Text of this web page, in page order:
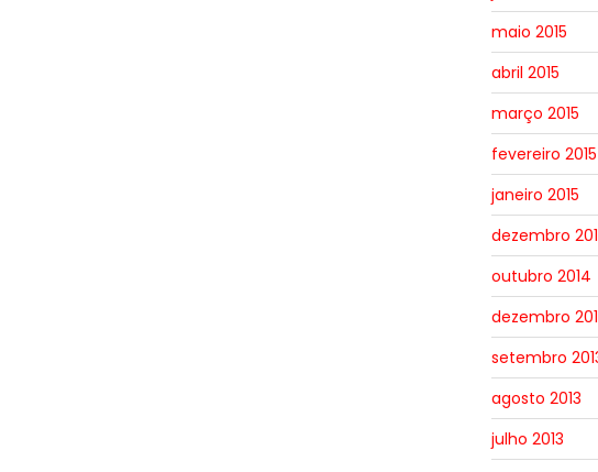
maio 2015
abril 2015
março 2015
fevereiro 2015
janeiro 2015
dezembro
outubro 2014
dezembro
setembro
agosto 2013
julho 2013